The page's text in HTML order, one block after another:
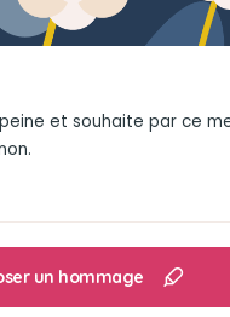
et souhaite par ce
un hommage